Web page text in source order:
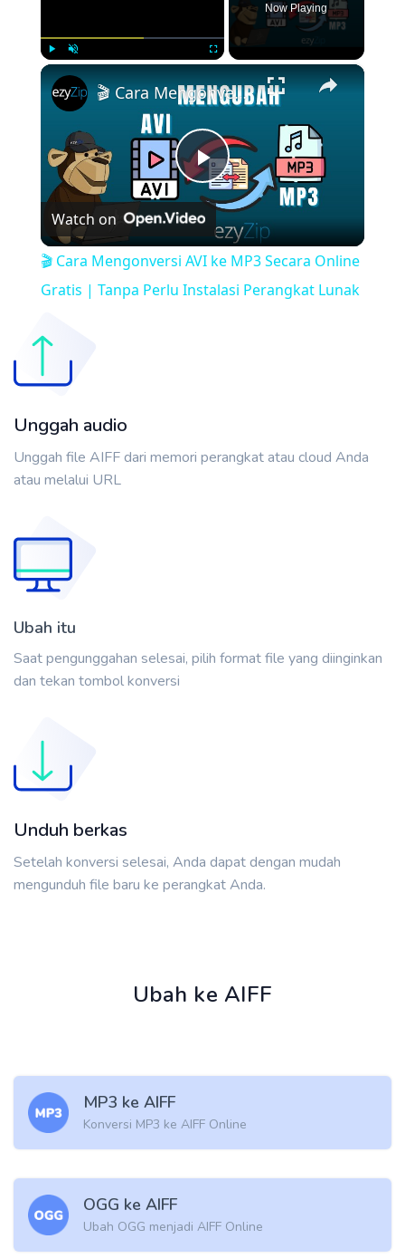
Now Playing
×
Play
Video
🎬 Cara Mengonversi AVI ke MP3 Secara Online Gratis | Tanpa Perlu Instalasi Perangkat Lunak
Watch on
🎬 Cara Mengonversi AVI ke MP3 Secara Online
Gratis | Tanpa Perlu Instalasi Perangkat Lunak
Unggah audio
Unggah file AIFF dari memori perangkat atau cloud Anda
atau melalui URL
Ubah itu
Saat pengunggahan selesai, pilih format file yang diinginkan
dan tekan tombol konversi
Unduh berkas
Setelah konversi selesai, Anda dapat dengan mudah
mengunduh file baru ke perangkat Anda.
Ubah ke AIFF
MP3 ke AIFF
Konversi MP3 ke AIFF Online
OGG ke AIFF
Ubah OGG menjadi AIFF Online